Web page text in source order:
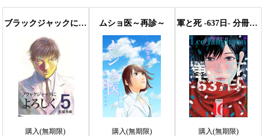
ブラックジャックによろしく ５
購入(無期限)
ムショ医～再診～
購入(無期限)
軍と死 -637日- 分冊版16
購入(無期限)